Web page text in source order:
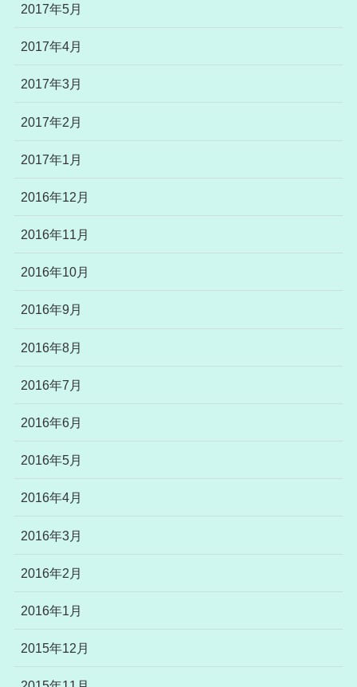
2017年5月
2017年4月
2017年3月
2017年2月
2017年1月
2016年12月
2016年11月
2016年10月
2016年9月
2016年8月
2016年7月
2016年6月
2016年5月
2016年4月
2016年3月
2016年2月
2016年1月
2015年12月